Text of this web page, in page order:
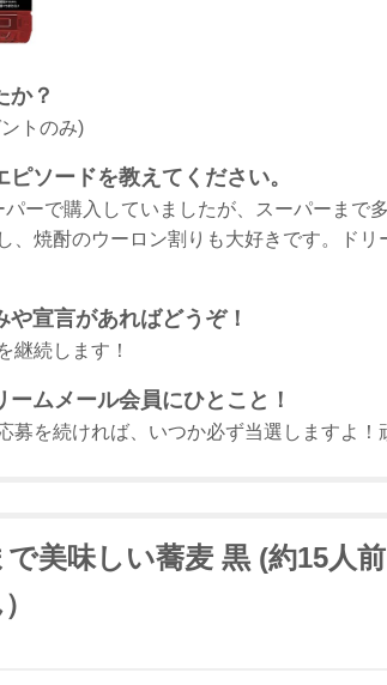
か？
トのみ)
ソードを教えてください。
ーで購入していましたが、スーパーまで
、焼酎のウーロン割りも大好きです。ドリ
宣言があればどうぞ！
継続します！
ムメール会員にひとこと！
募を続ければ、いつか必ず当選しますよ！
美味しい蕎麦 黒 (約15人